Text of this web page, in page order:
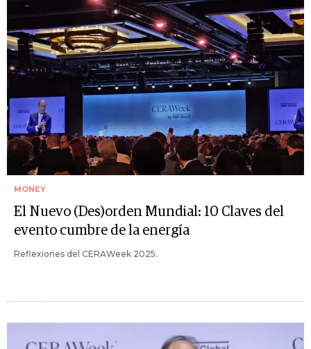
MONEY
El Nuevo (Des)orden Mundial: 10 Claves del
evento cumbre de la energía
Reflexiones del CERAWeek 2025.